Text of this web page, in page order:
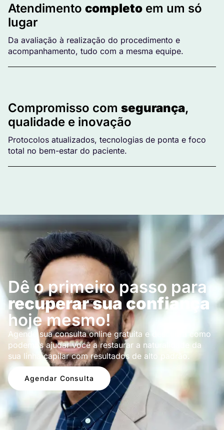
Atendimento completo em um só
lugar
Da avaliação à realização do procedimento e
acompanhamento, tudo com a mesma equipe.
Compromisso com segurança,
qualidade e inovação
Protocolos atualizados, tecnologias de ponta e foco
total no bem-estar do paciente.
Dê o primeiro passo para
recuperar sua confiança
hoje mesmo!
Agende sua consulta online gratuita e descubra como
podemos ajudar você a restaurar a naturalidade da
sua linha capilar com resultados de alto padrão.
Agendar Consulta